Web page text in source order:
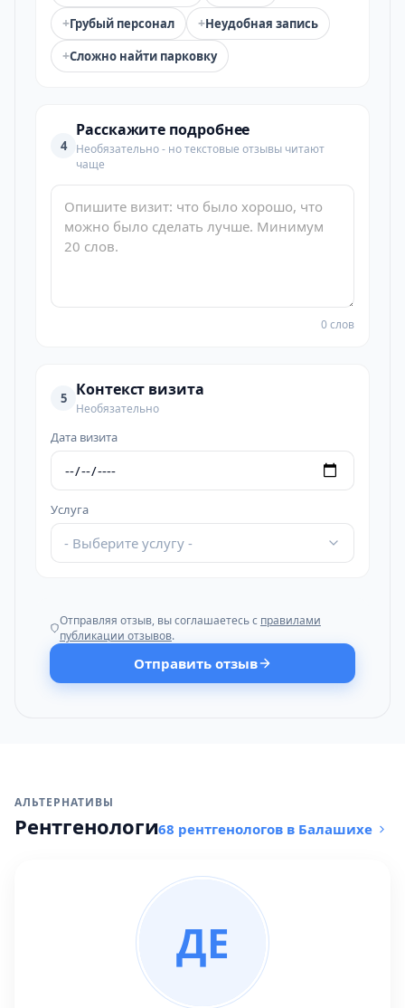
+Грубый персонал +Неудобная запись
+Сложно найти парковку
4
Расскажите подробнее
Необязательно - но текстовые отзывы читают
чаще
0 слов
5 Контекст визита
Необязательно
Дата визита
Услуга
- Выберите услугу -
Отправляя отзыв, вы соглашаетесь с правилами
публикации отзывов.
Отправить отзыв
АЛЬТЕРНАТИВЫ
Рентгенологи68 рентгенологов в Балашихе
ДЕ